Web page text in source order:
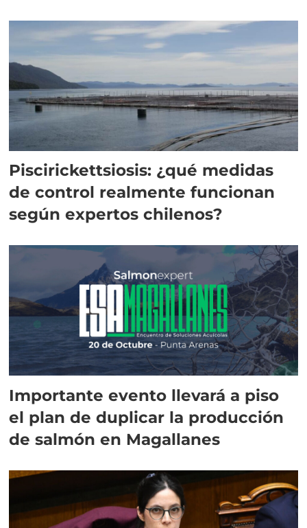
Piscirickettsiosis: ¿qué medidas
de control realmente funcionan
según expertos chilenos?
Importante evento llevará a piso
el plan de duplicar la producción
de salmón en Magallanes